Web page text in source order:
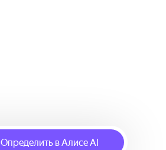
Определить в Алисе AI